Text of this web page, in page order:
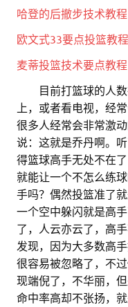
哈登的后撤步技术教程
欧文式33要点投篮教程
麦蒂投篮技术要点教程
目前打篮球的人
上，或者看电视，经
很多人经常会非常激
说：这就是乔丹啊。
得篮球高手无处不在
就能让一个不怎么练
手吗？偶然投篮准了
一个空中躲闪就是高
了，人云亦云了，高
发现，因为大多数高
很容易被忽略了，不
现端倪了，不华丽，
命中率高却不张扬，